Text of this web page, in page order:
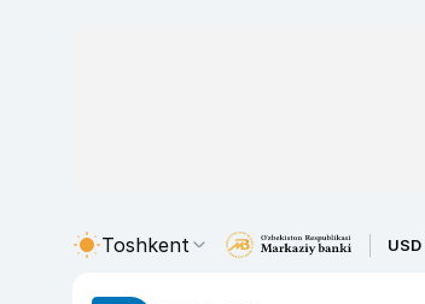
Toshkent USD